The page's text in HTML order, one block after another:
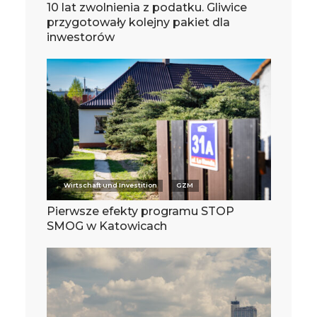
10 lat zwolnienia z podatku. Gliwice
przygotowały kolejny pakiet dla
inwestorów
Wirtschaft und Investition GZM
Pierwsze efekty programu STOP
SMOG w Katowicach